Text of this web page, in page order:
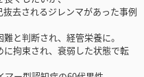
るジレンマがあった事例
され、経管栄養に。
れ、衰弱した状態で転